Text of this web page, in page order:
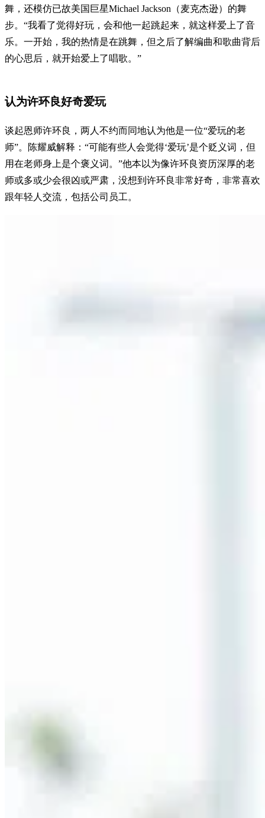
舞，还模仿已故美国巨星Michael Jackson（麦克杰逊）的舞
步。“我看了觉得好玩，会和他一起跳起来，就这样爱上了音
乐。一开始，我的热情是在跳舞，但之后了解编曲和歌曲背后
的心思后，就开始爱上了唱歌。”
认为许环良好奇爱玩
谈起恩师许环良，两人不约而同地认为他是一位“爱玩的老
师”。陈耀威解释：“可能有些人会觉得‘爱玩’是个贬义词，但
用在老师身上是个褒义词。”他本以为像许环良资历深厚的老
师或多或少会很凶或严肃，没想到许环良非常好奇，非常喜欢
跟年轻人交流，包括公司员工。